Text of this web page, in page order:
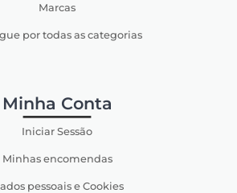
Marcas
por todas as categorias
Minha Conta
Iniciar Sessão
Minhas encomendas
pessoais e Cookies